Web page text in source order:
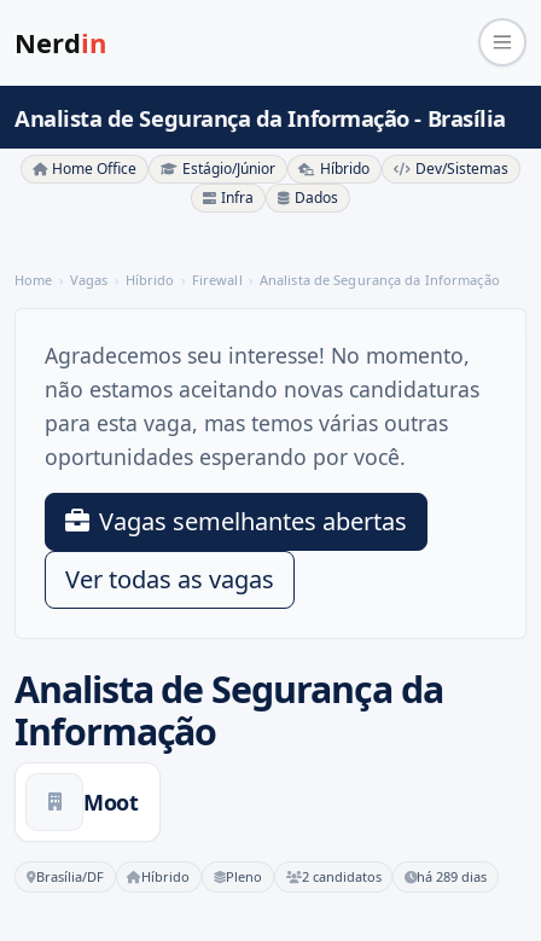
Nerdin
Analista de Segurança da Informação - Brasília
Home Office Estágio/Júnior Híbrido
Dev/Sistemas
Infra
Dados
Home Vagas Híbrido Firewall Analista de Segurança da Informação
Analista de Segurança da
Informação
Moot
Brasília/DF Híbrido Pleno 2 candidatos há 289 dias
Agradecemos seu interesse! No momento,
não estamos aceitando novas candidaturas
para esta vaga, mas temos várias outras
oportunidades esperando por você.
Vagas semelhantes abertas
Ver todas as vagas